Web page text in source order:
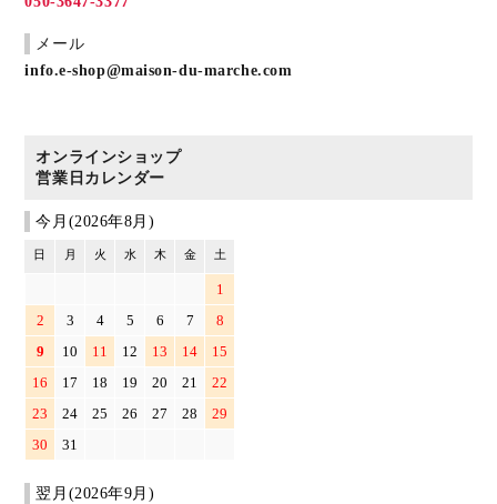
メール
info.e-shop@maison-du-marche.com
オンラインショップ
営業日カレンダー
今月(2026年8月)
日 月 火 水 木 金 土
1
2
3 4 5 6 7
8
9
10 11 12 13 14
15
16
17 18 19 20 21
22
23
24 25 26 27 28
29
30
31
翌月(2026年9月)